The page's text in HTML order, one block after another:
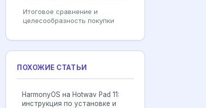
Итоговое сравнение и
целесообразность покупки
ПОХОЖИЕ СТАТЬИ
HarmonyOS на Hotwav Pad 11:
инструкция по установке и